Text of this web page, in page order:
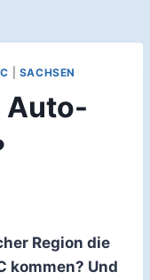
SACHSEN
Auto-
Region die
kommen? Und